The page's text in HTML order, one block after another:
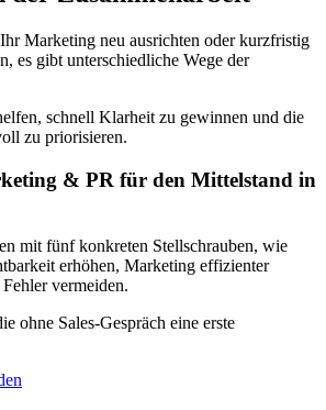
Marketing neu ausrichten oder kurzfristig
es gibt unterschiedliche Wege der
schnell Klarheit zu gewinnen und die
zu priorisieren.
& PR für den Mittelstand in
mit fünf konkreten Stellschrauben, wie
erhöhen, Marketing effizienter
vermeiden.
ohne Sales-Gespräch eine erste